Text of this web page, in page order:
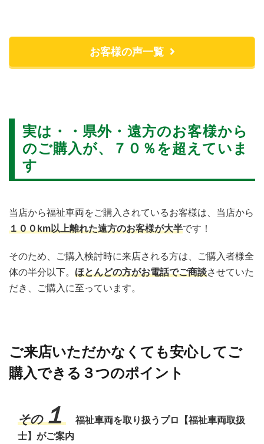
お客様の声一覧
実は・・県外・遠方のお客様から
のご購入が、７０％を超えていま
す
当店から福祉車両をご購入されているお客様は、当店から
１００km以上離れた遠方のお客様が大半です！
そのため、ご購入検討時に来店される方は、ご購入者様全
体の半分以下。 ほとんどの方がお電話でご商談させていた
だき、ご購入に至っています。
ご来店いただかなくても安心してご
購入できる３つのポイント
その１ 福祉車両を取り扱うプロ【福祉車両取扱
士】がご案内